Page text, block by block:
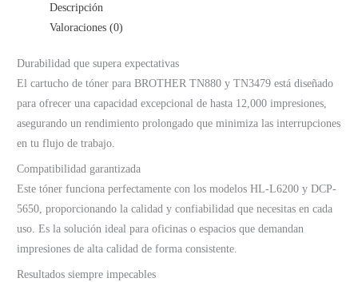
Descripción
Valoraciones (0)
Durabilidad que supera expectativas
El cartucho de tóner para BROTHER TN880 y TN3479 está diseñado
para ofrecer una capacidad excepcional de hasta 12,000 impresiones,
asegurando un rendimiento prolongado que minimiza las interrupciones
en tu flujo de trabajo.
Compatibilidad garantizada
Este tóner funciona perfectamente con los modelos HL-L6200 y DCP-
5650, proporcionando la calidad y confiabilidad que necesitas en cada
uso. Es la solución ideal para oficinas o espacios que demandan
impresiones de alta calidad de forma consistente.
Resultados siempre impecables